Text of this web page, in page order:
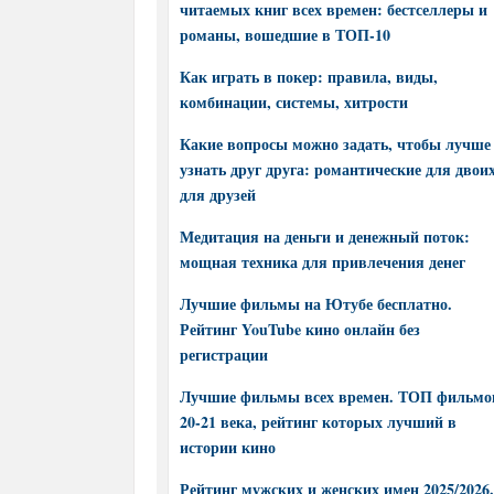
читаемых книг всех времен: бестселлеры и
романы, вошедшие в ТОП-10
Как играть в покер: правила, виды,
комбинации, системы, хитрости
Какие вопросы можно задать, чтобы лучше
узнать друг друга: романтические для
для друзей
Медитация на деньги и денежный поток:
мощная техника для привлечения денег
Лучшие фильмы на Ютубе бесплатно.
Рейтинг YouTube кино онлайн без
регистрации
Лучшие фильмы всех времен. ТОП
20-21 века, рейтинг которых лучший в
истории кино
Рейтинг мужских и женских имен 2025/2026.